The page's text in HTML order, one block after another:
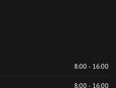
8:00 - 16:00
8:00 - 16:00